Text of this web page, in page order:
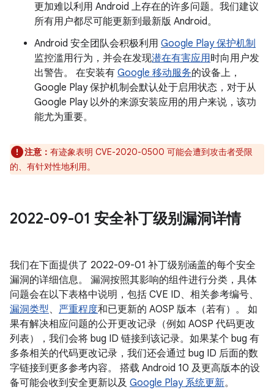
更加难以利用 Android 上存在的许多问题。我们建议
所有用户都尽可能更新到最新版 Android。
Android 安全团队会积极利用 Google Play 保护机制
监控滥用行为，并会在发现潜在有害应用时向用户发
出警告。 在安装有 Google 移动服务的设备上，
Google Play 保护机制会默认处于启用状态，对于从
Google Play 以外的来源安装应用的用户来说，该功
能尤为重要。
注意： 有迹象表明 CVE-2020-0500 可能会遭到攻击者受限
的、有针对性地利用。
2022-09-01 安全补丁级别漏洞详情
我们在下面提供了 2022-09-01 补丁级别涵盖的每个安全
漏洞的详细信息。 漏洞按照其影响的组件进行分类，具体
问题会在以下表格中说明，包括 CVE ID、相关参考编号、
漏洞类型、 严重程度和已更新的 AOSP 版本（若有）。 如
果有解决相应问题的公开更改记录（例如 AOSP 代码更改
列表），我们会将 bug ID 链接到该记录。如果某个 bug 有
多条相关的代码更改记录，我们还会通过 bug ID 后面的数
字链接到更多参考内容。 搭载 Android 10 及更高版本的设
备可能会收到安全更新以及 Google Play 系统更新。